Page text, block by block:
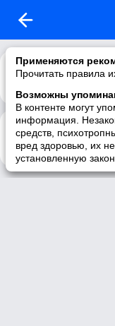
Применяются
Прочитать правила
Возможны
В контенте могут
информация.
средств,
вред здоровью, их
установленную
All The Things
Joe Pass With